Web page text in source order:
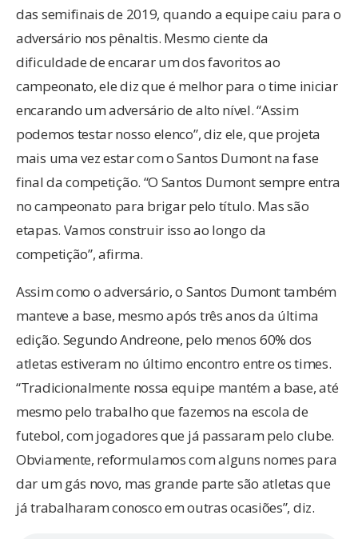
das semifinais de 2019, quando a equipe caiu para o
adversário nos pênaltis. Mesmo ciente da
dificuldade de encarar um dos favoritos ao
campeonato, ele diz que é melhor para o time iniciar
encarando um adversário de alto nível. “Assim
podemos testar nosso elenco”, diz ele, que projeta
mais uma vez estar com o Santos Dumont na fase
final da competição. “O Santos Dumont sempre entra
no campeonato para brigar pelo título. Mas são
etapas. Vamos construir isso ao longo da
competição”, afirma.
Assim como o adversário, o Santos Dumont também
manteve a base, mesmo após três anos da última
edição. Segundo Andreone, pelo menos 60% dos
atletas estiveram no último encontro entre os times.
“Tradicionalmente nossa equipe mantém a base, até
mesmo pelo trabalho que fazemos na escola de
futebol, com jogadores que já passaram pelo clube.
Obviamente, reformulamos com alguns nomes para
dar um gás novo, mas grande parte são atletas que
já trabalharam conosco em outras ocasiões”, diz.